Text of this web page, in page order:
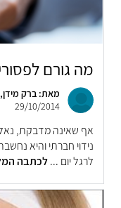
מה גורם
מאת: ברק
29/10/2014
אף שאינה מדבקת,
נידוי חברתי והיא
לרגל יום ...לכתבה